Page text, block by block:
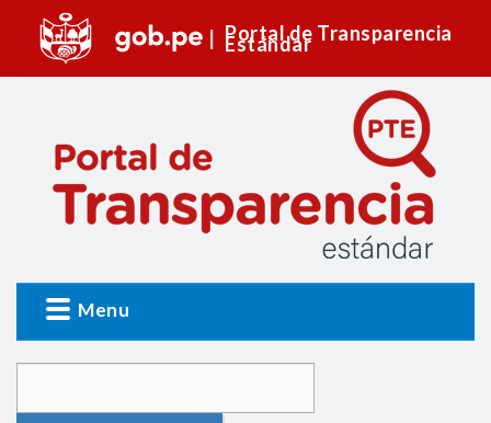
Portal de Transparencia
Estándar
Menu